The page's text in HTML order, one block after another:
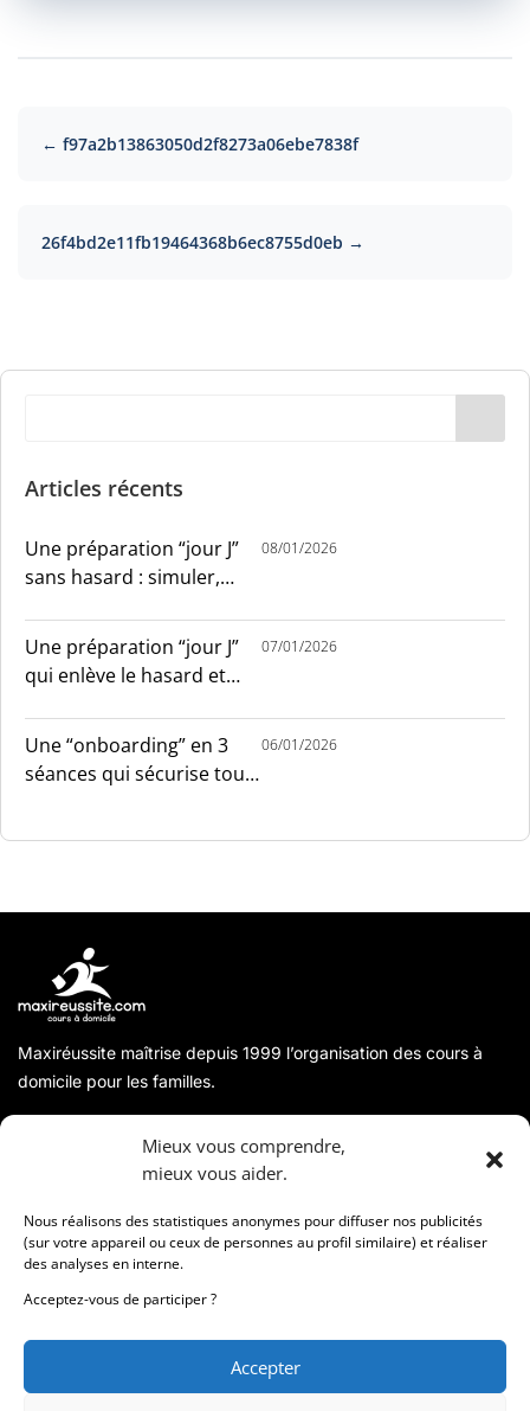
Mieux vous comprendre,
mieux vous aider.
Nous réalisons des statistiques anonymes pour diffuser nos publicités
(sur votre appareil ou ceux de personnes au profil similaire) et réaliser
des analyses en interne.
Acceptez-vous de participer ?
Accepter
← f97a2b13863050d2f8273a06ebe7838f
26f4bd2e11fb19464368b6ec8755d0eb →
Articles récents
Une préparation “jour J”
sans hasard : simuler,
08/01/2026
Une préparation “jour J”
qui enlève le hasard et
07/01/2026
Une “onboarding” en 3
séances qui sécurise tout
06/01/2026
Maxiréussite maîtrise depuis 1999 l’organisation des cours à
domicile pour les familles.
Coordonnées